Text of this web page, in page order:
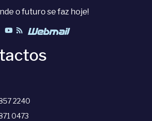
o futuro se faz hoje!
2240
0473